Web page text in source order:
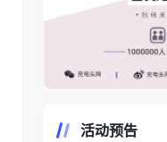
活动预告